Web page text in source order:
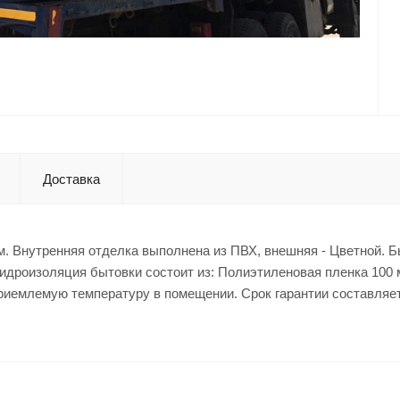
Доставка
Внутренняя отделка выполнена из ПВХ, внешняя - Цветной.
бытовки состоит из: Полиэтиленовая пленка 100
температуру в помещении. Срок гарантии